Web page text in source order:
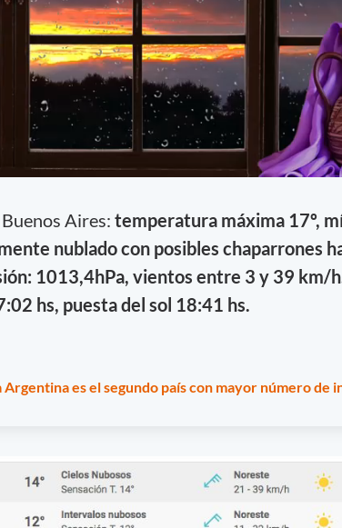
Buenos Aires: temperatura máxima 17º,
nublado con posibles chaparrones
1013,4hPa, vientos entre 3 y 39 km/
hs, puesta del sol 18:41 hs.
es el segundo país con mayor número de